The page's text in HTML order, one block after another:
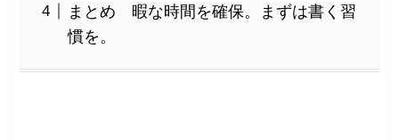
まとめ 暇な時間を確保。まずは書く習
慣を。